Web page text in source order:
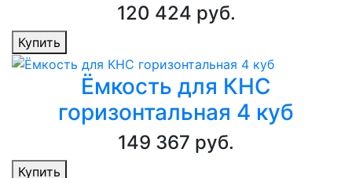
120 424 руб.
Купить
Ёмкость для КНС
горизонтальная 4 куб
149 367 руб.
Купить